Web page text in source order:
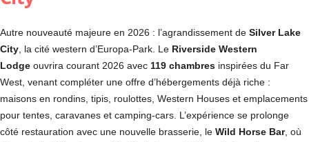
Autre nouveauté majeure en 2026 : l’agrandissement de Silver Lake
City , la cité western d’Europa-Park. Le Riverside Western
Lodge ouvrira courant 2026 avec 119 chambres inspirées du Far
West, venant compléter une offre d’hébergements déjà riche :
maisons en rondins, tipis, roulottes, Western Houses et emplacements
pour tentes, caravanes et camping-cars. L’expérience se prolonge
côté restauration avec une nouvelle brasserie, le Wild Horse Bar, où